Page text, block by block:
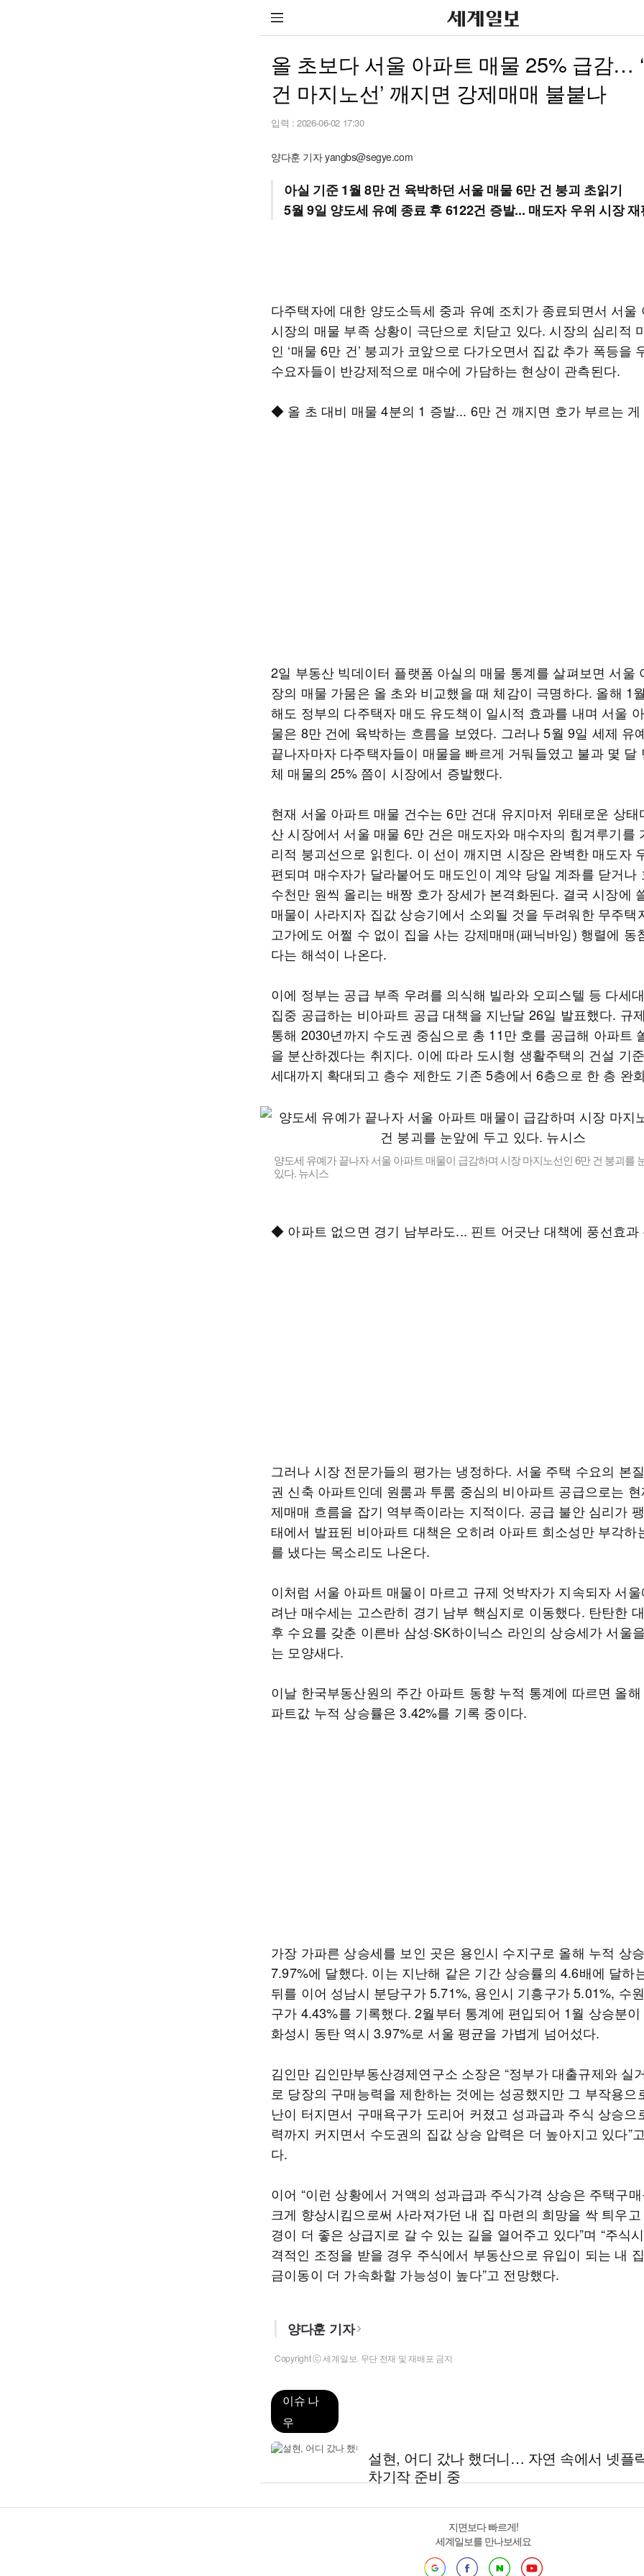
올 초보다 서울 아파트 매물 25% 급감…
건 마지노선’ 깨지면 강제매매 불붙나
입력 : 2026-06-02 17:30
양다훈 기자 yangbs@segye.com
아실 기준 1월 8만 건 육박하던 서울 매물 6만 건 붕괴 초읽기
5월 9일 양도세 유예 종료 후 6122건 증발... 매도자 우위 시장 재
다주택자에 대한 양도소득세 중과 유예 조치가 종료되면서 서울
시장의 매물 부족 상황이 극단으로 치닫고 있다. 시장의 심리적
인 ‘매물 6만 건’ 붕괴가 코앞으로 다가오면서 집값 추가 폭등을
수요자들이 반강제적으로 매수에 가담하는 현상이 관측된다.
◆ 올 초 대비 매물 4분의 1 증발... 6만 건 깨지면 호가 부르는 게
2일 부동산 빅데이터 플랫폼 아실의 매물 통계를 살펴보면 서울
장의 매물 가뭄은 올 초와 비교했을 때 체감이 극명하다. 올해 1
해도 정부의 다주택자 매도 유도책이 일시적 효과를 내며 서울
물은 8만 건에 육박하는 흐름을 보였다. 그러나 5월 9일 세제 유
끝나자마자 다주택자들이 매물을 빠르게 거둬들였고 불과 몇 달
체 매물의 25% 쯤이 시장에서 증발했다.
현재 서울 아파트 매물 건수는 6만 건대 유지마저 위태로운 상태
산 시장에서 서울 매물 6만 건은 매도자와 매수자의 힘겨루기를
리적 붕괴선으로 읽힌다. 이 선이 깨지면 시장은 완벽한 매도자
편되며 매수자가 달라붙어도 매도인이 계약 당일 계좌를 닫거나
수천만 원씩 올리는 배짱 호가 장세가 본격화된다. 결국 시장에
매물이 사라지자 집값 상승기에서 소외될 것을 두려워한 무주택
고가에도 어쩔 수 없이 집을 사는 강제매매(패닉바잉) 행렬에 동
다는 해석이 나온다.
이에 정부는 공급 부족 우려를 의식해 빌라와 오피스텔 등 다세
집중 공급하는 비아파트 공급 대책을 지난달 26일 발표했다. 규
통해 2030년까지 수도권 중심으로 총 11만 호를 공급해 아파트
을 분산하겠다는 취지다. 이에 따라 도시형 생활주택의 건설 기
세대까지 확대되고 층수 제한도 기존 5층에서 6층으로 한 층 완
양도세 유예가 끝나자 서울 아파트 매물이 급감하며 시장 마지노선인 6만 건 붕괴를
있다. 뉴시스
◆ 아파트 없으면 경기 남부라도... 핀트 어긋난 대책에 풍선효과
그러나 시장 전문가들의 평가는 냉정하다. 서울 주택 수요의 본
권 신축 아파트인데 원룸과 투룸 중심의 비아파트 공급으로는
제매매 흐름을 잡기 역부족이라는 지적이다. 공급 불안 심리가
태에서 발표된 비아파트 대책은 오히려 아파트 희소성만 부각하
를 냈다는 목소리도 나온다.
이처럼 서울 아파트 매물이 마르고 규제 엇박자가 지속되자 서울
려난 매수세는 고스란히 경기 남부 핵심지로 이동했다. 탄탄한
후 수요를 갖춘 이른바 삼성·SK하이닉스 라인의 상승세가 서울
는 모양새다.
이날 한국부동산원의 주간 아파트 동향 누적 통계에 따르면 올
파트값 누적 상승률은 3.42%를 기록 중이다.
가장 가파른 상승세를 보인 곳은 용인시 수지구로 올해 누적 상
7.97%에 달했다. 이는 지난해 같은 기간 상승률의 4.6배에 달하
뒤를 이어 성남시 분당구가 5.71%, 용인시 기흥구가 5.01%, 수
구가 4.43%를 기록했다. 2월부터 통계에 편입되어 1월 상승분이
화성시 동탄 역시 3.97%로 서울 평균을 가볍게 넘어섰다.
김인만 김인만부동산경제연구소 소장은 “정부가 대출규제와 실
로 당장의 구매능력을 제한하는 것에는 성공했지만 그 부작용으
난이 터지면서 구매욕구가 도리어 커졌고 성과급과 주식 상승으
력까지 커지면서 수도권의 집값 상승 압력은 더 높아지고 있다”
다.
이어 “이런 상황에서 거액의 성과급과 주식가격 상승은 주택구
크게 향상시킴으로써 사라져가던 내 집 마련의 희망을 싹 틔우
경이 더 좋은 상급지로 갈 수 있는 길을 열어주고 있다”며 “주식
격적인 조정을 받을 경우 주식에서 부동산으로 유입이 되는 내
금이동이 더 가속화할 가능성이 높다”고 전망했다.
양다훈 기자
Copyright ⓒ 세계일보. 무단 전재 및 재배포 금지
이슈 나
우
설현, 어디 갔나 했더니… 자연 속에서 넷플
차기작 준비 중
지면보다 빠르게!
세계일보를 만나보세요